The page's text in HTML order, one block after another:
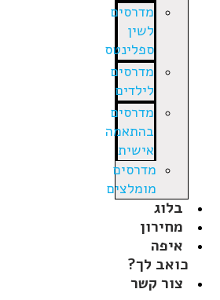
מדרסים
לשין
ספלינטס
מדרסים
לילדים
מדרסים
בהתאמה
אישית
מדרסים
מומלצים
בלוג
מחירון
איפה
כואב לך?
צור קשר